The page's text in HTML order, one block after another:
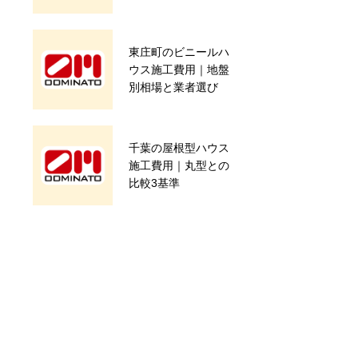
東庄町のビニールハ
ウス施工費用｜地盤
別相場と業者選び
千葉の屋根型ハウス
施工費用｜丸型との
比較3基準
旭市 Ｋ様 新築パ
イプハウス8連棟
（その４）【完了】
2021年7月の振り返
り